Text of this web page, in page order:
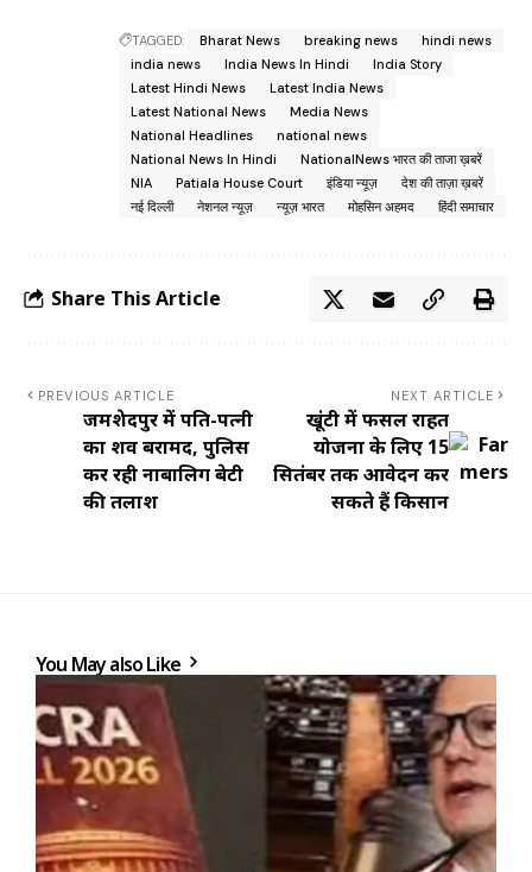
TAGGED: Bharat News breaking news
hindi news
india news
India News In Hindi
India Story
Latest Hindi News
Latest India News
Latest National News
Media News
National Headlines
national news
National News In Hindi
NationalNews भारत की ताजा ख़बरें
NIA
Patiala House Court इंडिया न्यूज़
देश की ताज़ा ख़बरें
नई दिल्ली
नेशनल न्यूज़ न्यूज़ भारत मोहसिन अहमद हिंदी समाचार
Share This Article
PREVIOUS ARTICLE
जमशेदपुर में पति-पत्नी
का शव बरामद, पुलिस
कर रही नाबालिग बेटी
की तलाश
NEXT ARTICLE
खूंटी में फसल राहत
योजना के लिए 15
सितंबर तक आवेदन कर
सकते हैं किसान
You May also Like